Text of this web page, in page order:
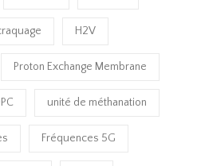
H2V
Proton Exchange Membrane
unité de méthanation
Fréquences 5G